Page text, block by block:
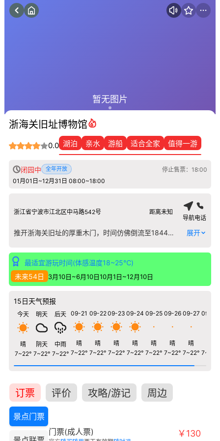
暂无图片
浙海关旧址博物馆
0.0 湖泊 亲水 游船 适合全家 值得一游
闭园中 全年开放
停止售票：18:00
01月01日~12月31日 08:00~18:00
浙江省宁波市江北区中马路542号
距离未知
导航电话
推开浙海关旧址的厚重木门，时间仿佛倒流至1844年。这里是中国近代最早设立的海关之一，也是宁波“五口通商”后对外开放的直接见证。建筑本身便是一件文物，砖木结构的西洋式楼房，拱券门窗与中式屋脊并存，无声诉说着那个中西碰撞的年代。 馆内陈列并非简单的器物罗列，而是以海关职能为脉络，复原了报关大厅、税务司办公室等历史场景。您能看到泛黄的贸易票据、锈迹斑斑的关徽、早期使用的度量衡器，以及记录着进出口商品变化的档案。这些实物勾勒出近代宁波港的贸易图景：茶叶、丝绸如何从这里运往世界，西方的工业品又如何涌入。 最触动人心的是那些细节——职员手写的验货记录、海关钟楼曾经使用的机芯、保存完好的民国时期罚没品清单。它们让历史变得可触可感，揭示了一个机构如何深刻影响一座城市的命运与经济脉搏。站在二楼的走廊向外望去，不远处便是现代宁波港繁忙的码头，古今交汇在此刻变得格外清晰。 展开
最适宜游玩时间(体感温度18~25℃)
未来54日
3月10日~6月10日10月1日~12月10日
15日天气预报
今天
晴
7~22°
明天
阴天
7~22°
后天
中雨
7~22°
09-21
晴
7~22°
09-22
晴
7~22°
09-23
晴
7~22°
09-24
晴
7~22°
09-25
晴
7~22°
09-26
晴
7~22°
09-27
晴
7~22°
09-28
7~22°
订票 评价 攻略/游记 周边
景点门票
门票(成人票) ￥130